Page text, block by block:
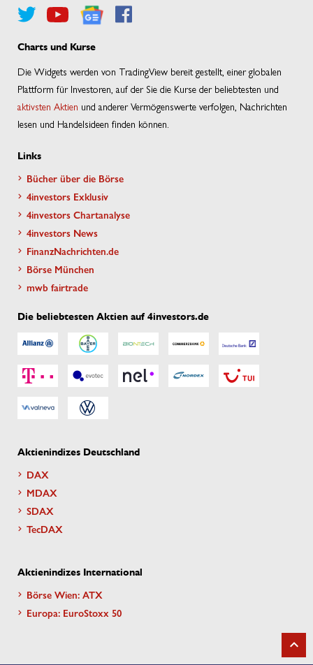
Charts und Kurse
Die Widgets werden von TradingView bereit gestellt, einer globalen
Plattform für Investoren, auf der Sie die Kurse der beliebtesten und
aktivsten Aktien und anderer Vermögenswerte verfolgen, Nachrichten
lesen und Handelsideen finden können.
Links
Bücher über die Börse
4investors Exklusiv
4investors Chartanalyse
4investors News
FinanzNachrichten.de
Börse München
mwb fairtrade
Die beliebtesten Aktien auf 4investors.de
Aktienindizes Deutschland
DAX
MDAX
SDAX
TecDAX
Aktienindizes International
Börse Wien: ATX
Europa: EuroStoxx 50